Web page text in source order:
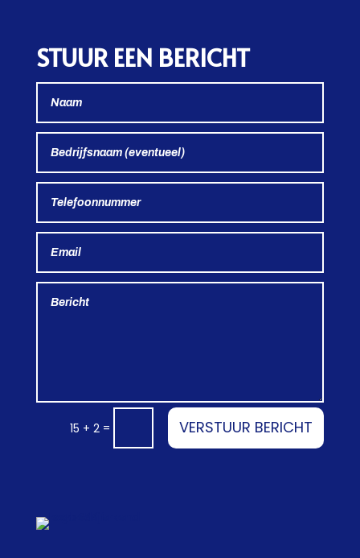
STUUR EEN BERICHT
15 + 2 = VERSTUUR BERICHT